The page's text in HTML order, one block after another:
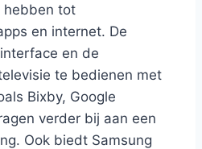
hebben tot
en internet. De
en de
te bedienen met
Bixby, Google
verder bij aan een
Ook biedt Samsung